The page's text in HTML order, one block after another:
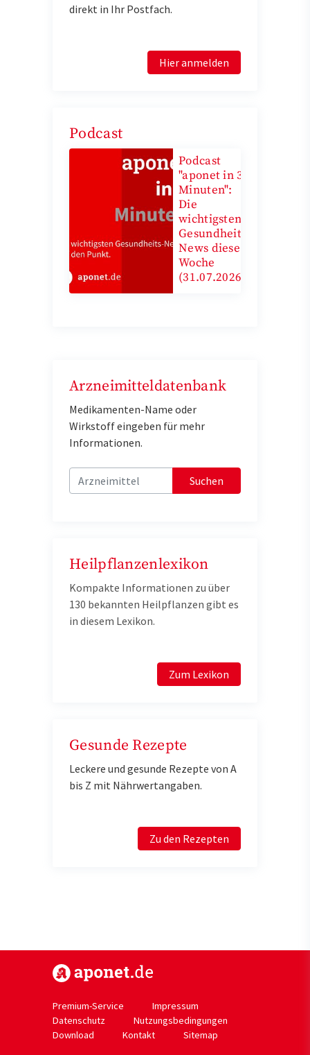
direkt in Ihr Postfach.
Hier anmelden
Podcast
Podcast
"aponet in 3
Minuten":
Die
wichtigsten
Gesundheits-
News diese
Woche
(31.07.2026)
Arzneimitteldatenbank
Medikamenten-Name oder
Wirkstoff eingeben für mehr
Informationen.
Suchen
Heilpflanzenlexikon
Kompakte Informationen zu über
130 bekannten Heilpflanzen gibt es
in diesem Lexikon.
Zum Lexikon
Gesunde Rezepte
Leckere und gesunde Rezepte von A
bis Z mit Nährwertangaben.
Zu den Rezepten
Premium-Service
Impressum
Datenschutz
Nutzungsbedingungen
Download
Kontakt
Sitemap